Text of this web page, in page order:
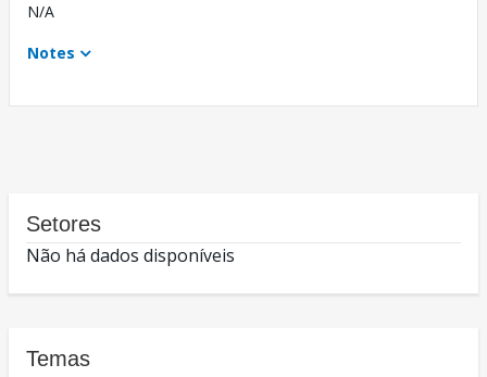
N/A
Notes
Setores
Não há dados disponíveis
Temas